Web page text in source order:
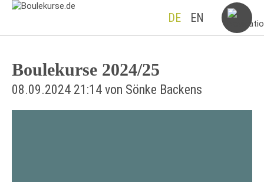
DE EN
Boulekurse 2024/25
08.09.2024 21:14 von Sönke Backens